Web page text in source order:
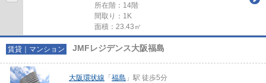
所在階：14階
間取り：1K
面積：23.43㎡
賃貸｜マンション JMFレジデンス大阪福島
大阪環状線 「 福島 」駅 徒歩5分